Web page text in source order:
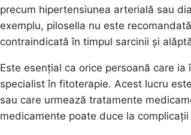
precum hipertensiunea arterială sau
exemplu, pilosella nu este
contraindicată în timpul sarcinii și
Este esențial ca orice persoană care
specialist în fitoterapie. Acest lucru
sau care urmează tratamente
medicamente poate duce la complicații